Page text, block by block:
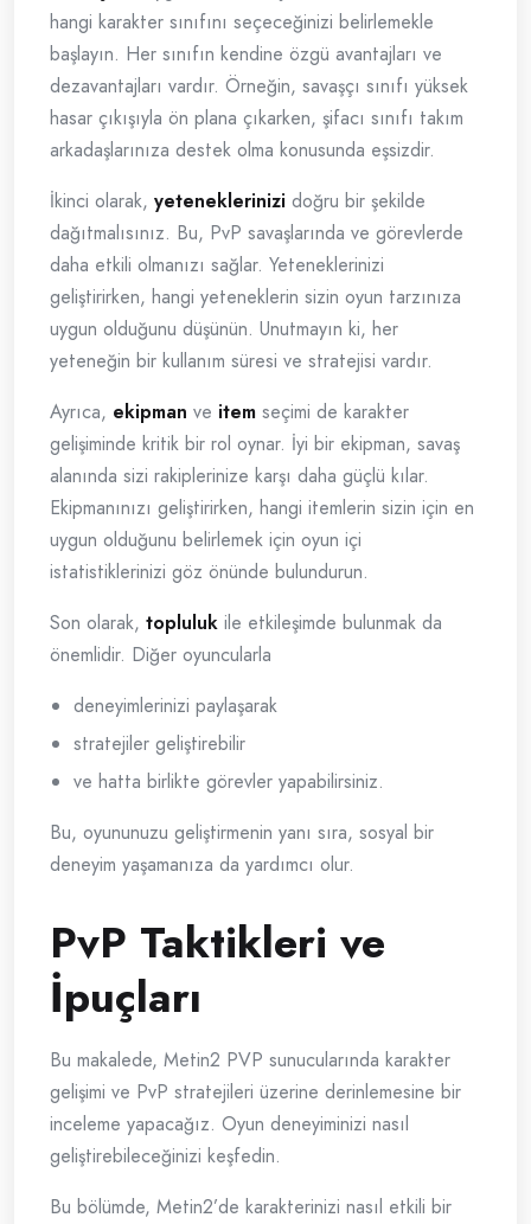
hangi karakter sınıfını seçeceğinizi belirlemekle
başlayın. Her sınıfın kendine özgü avantajları ve
dezavantajları vardır. Örneğin, savaşçı sınıfı yüksek
hasar çıkışıyla ön plana çıkarken, şifacı sınıfı takım
arkadaşlarınıza destek olma konusunda eşsizdir.
İkinci olarak, yeteneklerinizi doğru bir şekilde
dağıtmalısınız. Bu, PvP savaşlarında ve görevlerde
daha etkili olmanızı sağlar. Yeteneklerinizi
geliştirirken, hangi yeteneklerin sizin oyun tarzınıza
uygun olduğunu düşünün. Unutmayın ki, her
yeteneğin bir kullanım süresi ve stratejisi vardır.
Ayrıca, ekipman ve item seçimi de karakter
gelişiminde kritik bir rol oynar. İyi bir ekipman, savaş
alanında sizi rakiplerinize karşı daha güçlü kılar.
Ekipmanınızı geliştirirken, hangi itemlerin sizin için en
uygun olduğunu belirlemek için oyun içi
istatistiklerinizi göz önünde bulundurun.
Son olarak, topluluk ile etkileşimde bulunmak da
önemlidir. Diğer oyuncularla
deneyimlerinizi paylaşarak
stratejiler geliştirebilir
ve hatta birlikte görevler yapabilirsiniz.
Bu, oyununuzu geliştirmenin yanı sıra, sosyal bir
deneyim yaşamanıza da yardımcı olur.
PvP Taktikleri ve
İpuçları
Bu makalede, Metin2 PVP sunucularında karakter
gelişimi ve PvP stratejileri üzerine derinlemesine bir
inceleme yapacağız. Oyun deneyiminizi nasıl
geliştirebileceğinizi keşfedin.
Bu bölümde, Metin2’de karakterinizi nasıl etkili bir